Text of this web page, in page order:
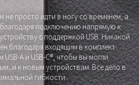
не просто идти в ногу со временем, а
подключению напрямую к
с поддержкой USB. Никакой
благодаря входящим в комплект
USB-A и USB-C®, чтобы вы могли
и к новым устройствам. Все дело в
гибкости.